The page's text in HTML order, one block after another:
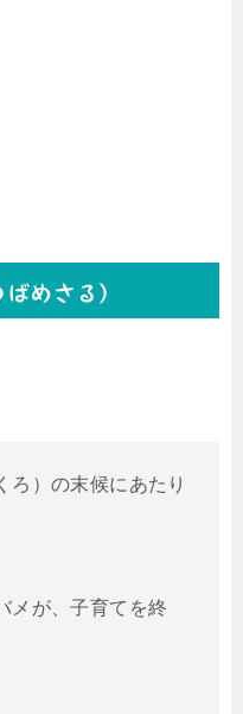
めさる）
ろ）の末候にあたり
メが、子育てを終